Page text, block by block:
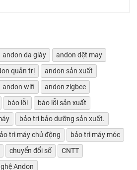
andon da giày
andon dệt may
quản trị
andon sản xuất
andon wifi
andon zigbee
báo lỗi
báo lỗi sản xuất
bảo trì bảo dưỡng sản xuất.
trì máy chủ động
bảo trì máy móc
chuyển đổi số
CNTT
Andon